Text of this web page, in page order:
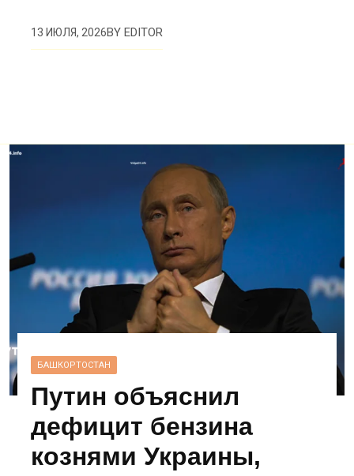
13 ИЮЛЯ, 2026BYEDITOR
БАШКОРТОСТАН
Путин объяснил
дефицит бензина
кознями Украины,